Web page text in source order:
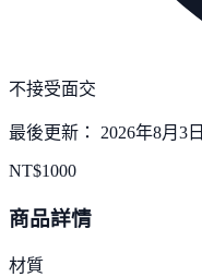
不接受面交
最後更新： 2026年8月3日
NT$1000
商品詳情
材質